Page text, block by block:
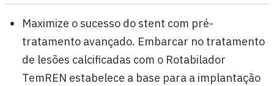
Maximize o sucesso do stent com pré-
tratamento avançado. Embarcar no tratamento
de lesões calcificadas com o Rotabilador
TemREN estabelece a base para a implantação